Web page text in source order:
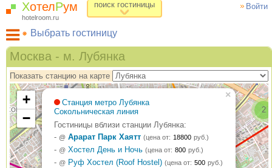
Войти
ХотелРум
hotelroom.ru
поиск гостиницы
Выбрать гостиницу
Гостиницы на карте Москвы
Гостиницы по метро
ХотелРум рекомендует
Москва - м. Лубянка
Показать станцию на карте
2
4
Станция метро Лубянка
Сокольническая линия
Гостиницы вблизи станции Лубянка:
- @ Арарат Парк Хаятт (цена от: 18800 руб.)
- @ Хостел День и Ночь (цена от: 800 руб.)
- @ Руф Хостел (Roof Hostel) (цена от: 500 руб.)
×
+
−